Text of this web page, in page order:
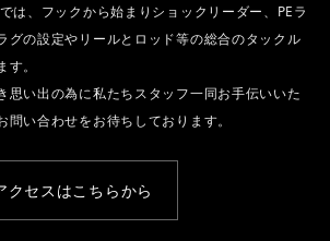
は、フックから始まりショックリーダー、PEラ
グの設定やリールとロッド等の総合のタックル
。
思い出の為に私たちスタッフ一同お手伝いいた
問い合わせをお待ちしております。
クセスはこちらから